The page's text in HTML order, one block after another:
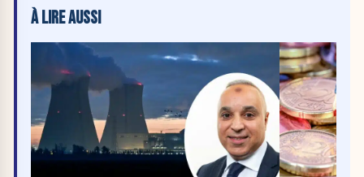
À LIRE AUSSI